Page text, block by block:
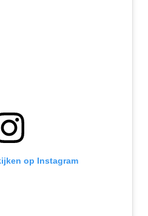
op Instagram